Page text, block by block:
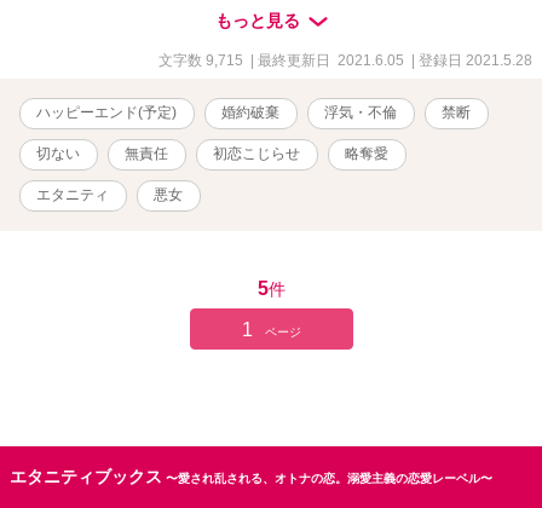
私は悪女で全然構わない。 ★★ この作品は人を選ぶ、かもしれませ
ん。 ・オススメしたい人 浮気に寛容な方、浮気願望が心の奥底に
ある人、浮気してしまい、次の恋を頑張ろうとしている人 ・オスス
※他の作品のざまぁ系をお読みください。 もしかしたら登場人物
が生理的に気持ち悪く感じるかもしれません。 『恋に落ちる』
『fall in love』と、恋は落ちるもの。 この作品では恋する人が堕ち
ていきます。登場人物の一部は恋に溺れ正常な判断ができていませ
ん。 それが幸せか、不幸せか・・・。 オススメしたい人の対
象者の心が豊かになれるような作品に書いて行こうと思います。人
です。応援よろしくお願いします。 読んで悲しい思いはさせたく
ないので、私は不愉快になりそうかも・・・って方は読まないでく
もっと見る
文字数 9,715 | 最終更新日 2021.6.05 | 登録日 2021.5.28
ハッピーエンド(予定) 婚約破棄 浮気・不倫 禁断
切ない 無責任 初恋こじらせ 略奪愛
エタニティ 悪女
5件
1 ページ
エタニティブックス 〜愛され乱される、オトナの恋。溺愛主義の恋愛レーベル〜